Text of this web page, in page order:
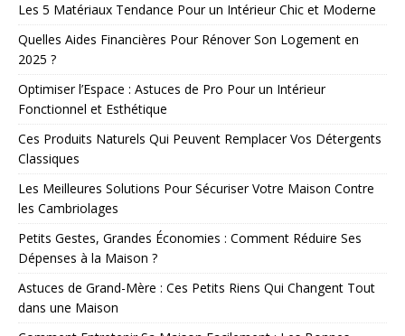
Les 5 Matériaux Tendance Pour un Intérieur Chic et Moderne
Quelles Aides Financières Pour Rénover Son Logement en
2025 ?
Optimiser l’Espace : Astuces de Pro Pour un Intérieur
Fonctionnel et Esthétique
Ces Produits Naturels Qui Peuvent Remplacer Vos Détergents
Classiques
Les Meilleures Solutions Pour Sécuriser Votre Maison Contre
les Cambriolages
Petits Gestes, Grandes Économies : Comment Réduire Ses
Dépenses à la Maison ?
Astuces de Grand-Mère : Ces Petits Riens Qui Changent Tout
dans une Maison